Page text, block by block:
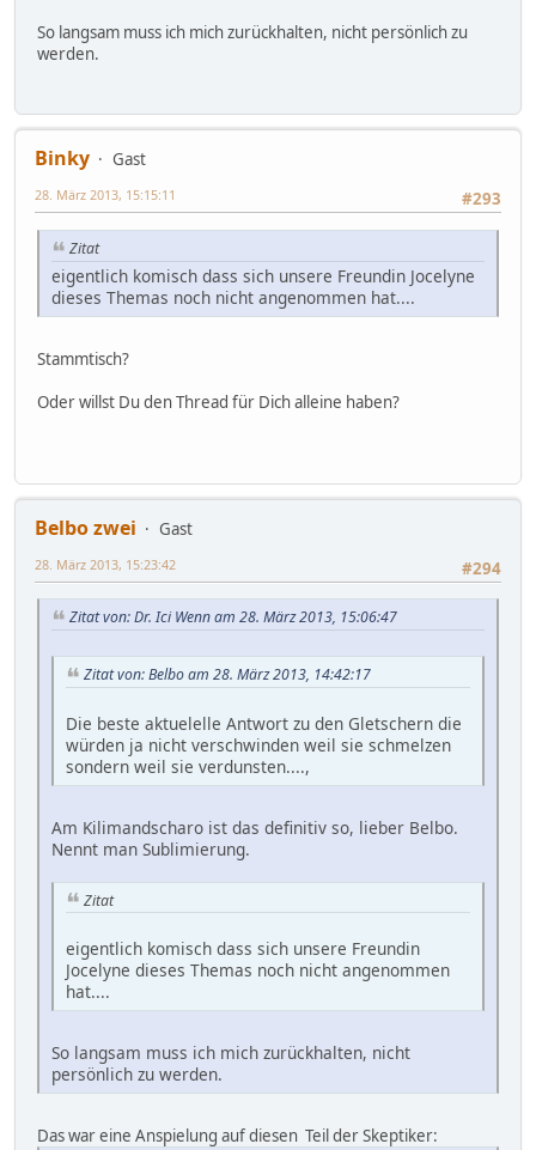
So langsam muss ich mich zurückhalten, nicht persönlich zu
werden.
Binky
Gast
#293
28. März 2013, 15:15:11
Zitat
eigentlich komisch dass sich unsere Freundin Jocelyne
dieses Themas noch nicht angenommen hat....
Stammtisch?
Oder willst Du den Thread für Dich alleine haben?
Belbo zwei
Gast
#294
28. März 2013, 15:23:42
Zitat von: Dr. Ici Wenn am 28. März 2013, 15:06:47
Zitat von: Belbo am 28. März 2013, 14:42:17
Die beste aktuelelle Antwort zu den Gletschern die
würden ja nicht verschwinden weil sie schmelzen
sondern weil sie verdunsten....,
Am Kilimandscharo ist das definitiv so, lieber Belbo.
Nennt man Sublimierung.
Zitat
eigentlich komisch dass sich unsere Freundin
Jocelyne dieses Themas noch nicht angenommen
hat....
So langsam muss ich mich zurückhalten, nicht
persönlich zu werden.
Das war eine Anspielung auf diesen Teil der Skeptiker: